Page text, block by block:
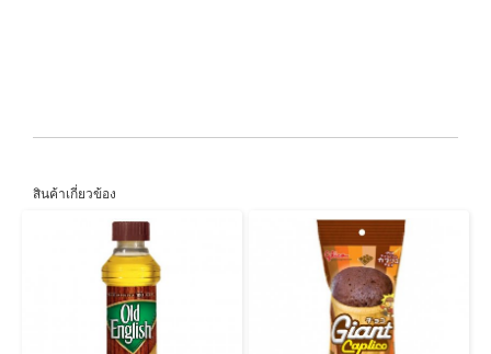
สินค้าเกี่ยวข้อง